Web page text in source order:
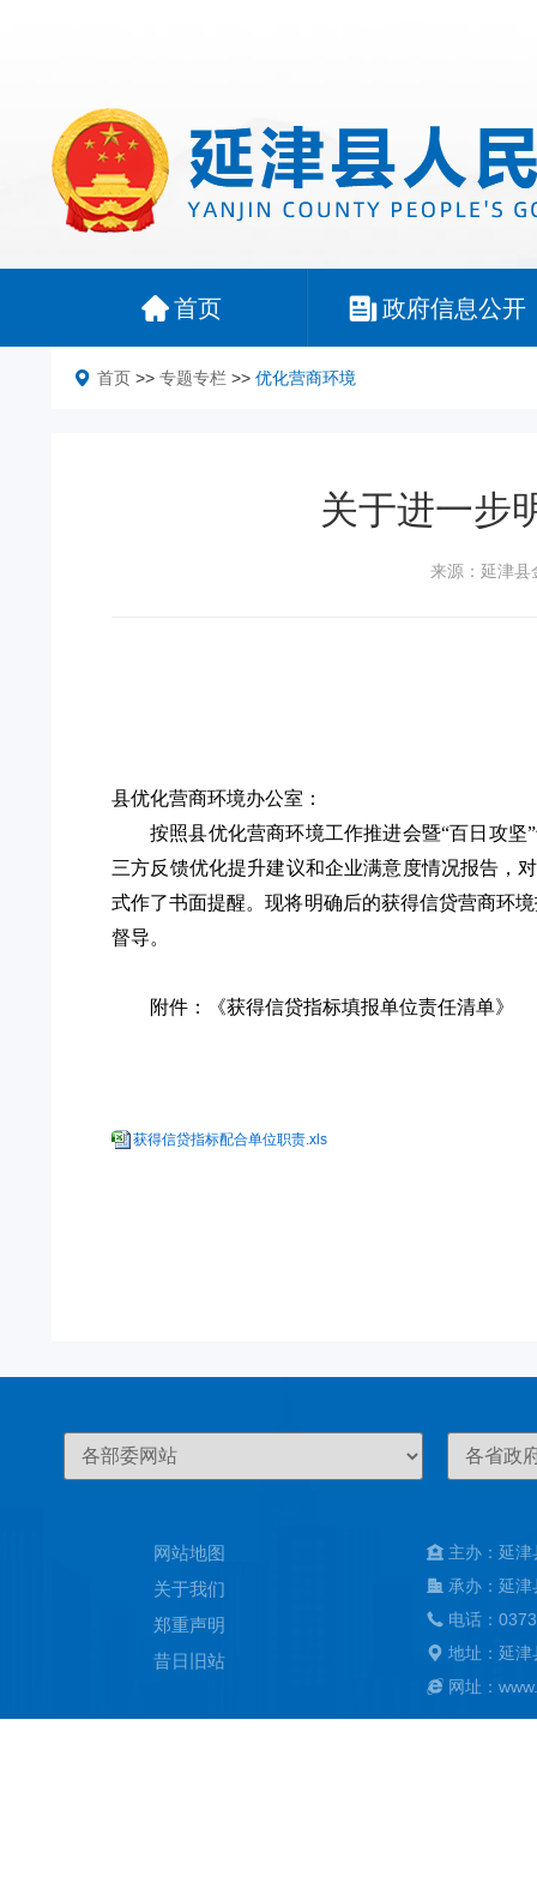
首页 政府信息公开
首页 >> 专题专栏 >> 优化营商环境
关于进一步
来源：延津县
县优化营商环境办公室：
按照县优化营商环境工作推进会暨“百日攻坚
三方反馈优化提升建议和企业满意度情况报告，
式作了书面提醒。现将明确后的获得信贷营商环
督导。
附件：《获得信贷指标填报单位责任清单》
获得信贷指标配合单位职责.xls
网站地图
关于我们
郑重声明
昔日旧站
主办：延
承办：延
电话：
地址：延
网址：